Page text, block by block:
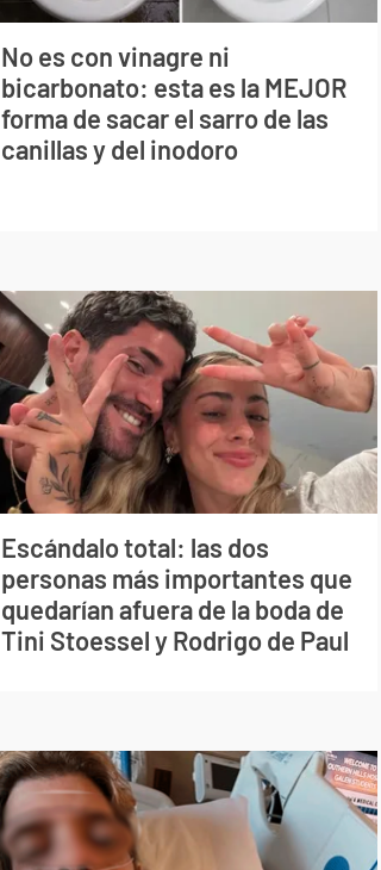
No es con vinagre ni
bicarbonato: esta es la MEJOR
forma de sacar el sarro de las
canillas y del inodoro
Escándalo total: las dos
personas más importantes que
quedarían afuera de la boda de
Tini Stoessel y Rodrigo de Paul